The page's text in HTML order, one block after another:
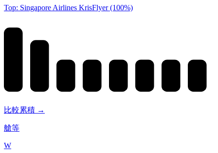
Top: Singapore Airlines KrisFlyer (100%)
比較累積 →
艙等
W